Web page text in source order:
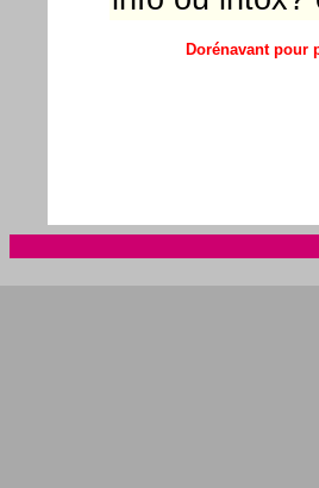
Dorénavant pour